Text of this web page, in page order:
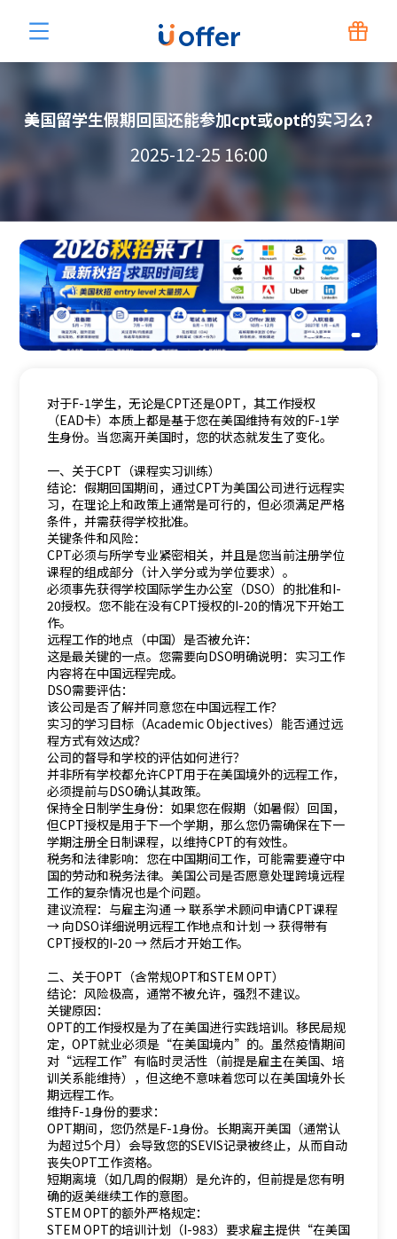
美国留学生假期回国还能参加cpt或opt的实习么?
2025-12-25 16:00
对于F-1学生，无论是CPT还是OPT，其工作授权
（EAD卡）本质上都是基于您在美国维持有效的F-1学
生身份。当您离开美国时，您的状态就发生了变化。
一、关于CPT（课程实习训练）
结论：假期回国期间，通过CPT为美国公司进行远程实
习，在理论上和政策上通常是可行的，但必须满足严格
条件，并需获得学校批准。
关键条件和风险：
CPT必须与所学专业紧密相关，并且是您当前注册学位
课程的组成部分（计入学分或为学位要求）。
必须事先获得学校国际学生办公室（DSO）的批准和I-
20授权。您不能在没有CPT授权的I-20的情况下开始工
作。
远程工作的地点（中国）是否被允许：
这是最关键的一点。您需要向DSO明确说明：实习工作
内容将在中国远程完成。
DSO需要评估：
该公司是否了解并同意您在中国远程工作？
实习的学习目标（Academic Objectives）能否通过远
程方式有效达成？
公司的督导和学校的评估如何进行？
并非所有学校都允许CPT用于在美国境外的远程工作，
必须提前与DSO确认其政策。
保持全日制学生身份：如果您在假期（如暑假）回国，
但CPT授权是用于下一个学期，那么您仍需确保在下一
学期注册全日制课程，以维持CPT的有效性。
税务和法律影响：您在中国期间工作，可能需要遵守中
国的劳动和税务法律。美国公司是否愿意处理跨境远程
工作的复杂情况也是个问题。
建议流程：与雇主沟通 → 联系学术顾问申请CPT课程
→ 向DSO详细说明远程工作地点和计划 → 获得带有
CPT授权的I-20 → 然后才开始工作。
二、关于OPT（含常规OPT和STEM OPT）
结论：风险极高，通常不被允许，强烈不建议。
关键原因：
OPT的工作授权是为了在美国进行实践培训。移民局规
定，OPT就业必须是“在美国境内”的。虽然疫情期间
对“远程工作”有临时灵活性（前提是雇主在美国、培
训关系能维持），但这绝不意味着您可以在美国境外长
期远程工作。
维持F-1身份的要求：
OPT期间，您仍然是F-1身份。长期离开美国（通常认
为超过5个月）会导致您的SEVIS记录被终止，从而自动
丧失OPT工作资格。
短期离境（如几周的假期）是允许的，但前提是您有明
确的返美继续工作的意图。
STEM OPT的额外严格规定：
STEM OPT的培训计划（I-983）要求雇主提供“在美国